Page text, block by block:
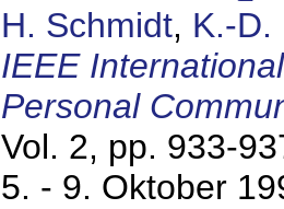
H. Schmidt, K.-D.
IEEE
Personal
Vol. 2, pp. 933-
5. - 9. Oktober